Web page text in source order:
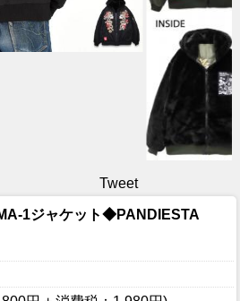
Tweet
1ジャケット◆PANDIESTA